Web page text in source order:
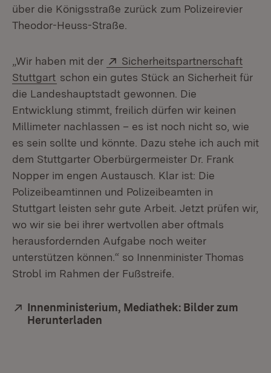
über die Königsstraße zurück zum Polizeirevier
Theodor-Heuss-Straße.
„Wir haben mit der Extern:
Sicherheitspartnerschaft
Stuttgart (Öffnet in neuem Fenster)
schon ein gutes Stück an Sicherheit für
die Landeshauptstadt gewonnen. Die
Entwicklung stimmt, freilich dürfen wir keinen
Millimeter nachlassen – es ist noch nicht so, wie
es sein sollte und könnte. Dazu stehe ich auch mit
dem Stuttgarter Oberbürgermeister Dr. Frank
Nopper im engen Austausch. Klar ist: Die
Polizeibeamtinnen und Polizeibeamten in
Stuttgart leisten sehr gute Arbeit. Jetzt prüfen wir,
wo wir sie bei ihrer wertvollen aber oftmals
herausfordernden Aufgabe noch weiter
unterstützen können.“ so Innenminister Thomas
Strobl im Rahmen der Fußstreife.
Extern:
Innenministerium, Mediathek: Bilder zum
Herunterladen